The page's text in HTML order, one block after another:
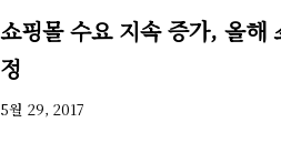
쇼핑몰 수요 지속 증가, 올해
정
5월 29, 2017